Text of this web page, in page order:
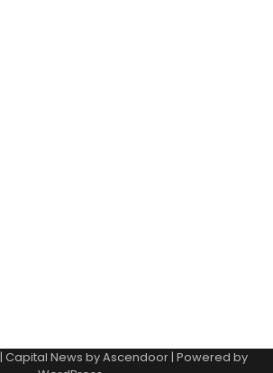
| Capital News byAscendoor| Powered by